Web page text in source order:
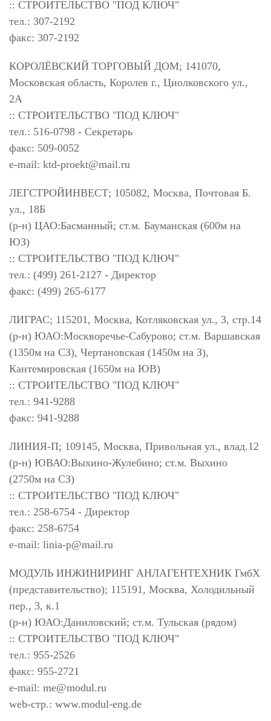
:: СТРОИТЕЛЬСТВО "ПОД КЛЮЧ"
тел.: 307-2192
факс: 307-2192
КОРОЛЁВСКИЙ ТОРГОВЫЙ ДОМ; 141070,
Московская область, Королев г., Циолковского ул.,
2А
:: СТРОИТЕЛЬСТВО "ПОД КЛЮЧ"
тел.: 516-0798 - Секретарь
факс: 509-0052
e-mail: ktd-proekt@mail.ru
ЛЕГСТРОЙИНВЕСТ; 105082, Москва, Почтовая Б.
ул., 18Б
(р-н) ЦАО:Басманный; ст.м. Бауманская (600м на
ЮЗ)
:: СТРОИТЕЛЬСТВО "ПОД КЛЮЧ"
тел.: (499) 261-2127 - Директор
факс: (499) 265-6177
ЛИГРАС; 115201, Москва, Котляковская ул., 3, стр.14
(р-н) ЮАО:Москворечье-Сабурово; ст.м. Варшавская
(1350м на СЗ), Чертановская (1450м на З),
Кантемировская (1650м на ЮВ)
:: СТРОИТЕЛЬСТВО "ПОД КЛЮЧ"
тел.: 941-9288
факс: 941-9288
ЛИНИЯ-П; 109145, Москва, Привольная ул., влад.12
(р-н) ЮВАО:Выхино-Жулебино; ст.м. Выхино
(2750м на СЗ)
:: СТРОИТЕЛЬСТВО "ПОД КЛЮЧ"
тел.: 258-6754 - Директор
факс: 258-6754
e-mail: linia-p@mail.ru
МОДУЛЬ ИНЖИНИРИНГ АНЛАГЕНТЕХНИК ГмбХ
(представительство); 115191, Москва, Холодильный
пер., 3, к.1
(р-н) ЮАО:Даниловский; ст.м. Тульская (рядом)
:: СТРОИТЕЛЬСТВО "ПОД КЛЮЧ"
тел.: 955-2526
факс: 955-2721
e-mail: me@modul.ru
web-стр.: www.modul-eng.de